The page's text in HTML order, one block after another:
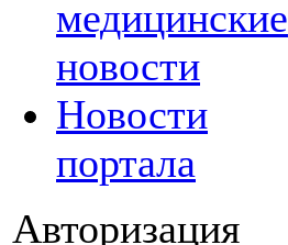
медицинские
новости
Новости
портала
Авторизация